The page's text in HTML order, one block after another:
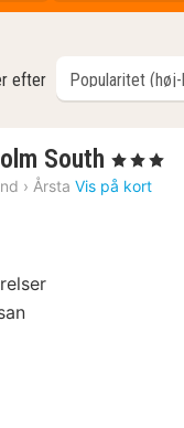
efter
South 1
nat
, 3 Stjerner
› Årsta Vis på kort